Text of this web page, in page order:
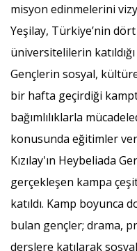
misyon edinmelerini
Yeşilay, Türkiye’nin
üniversitelilerin
Gençlerin sosyal,
bir hafta geçirdiği
bağımlılıklarla
konusunda eğitimler
Kızılay'ın Heybeliada
gerçekleşen kampa
katıldı. Kamp boyunca
bulan gençler; drama,
derslere katılarak